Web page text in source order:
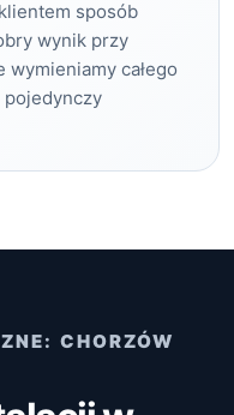
sposób
wynik przy
wymieniamy całego
pojedynczy
CHORZÓW